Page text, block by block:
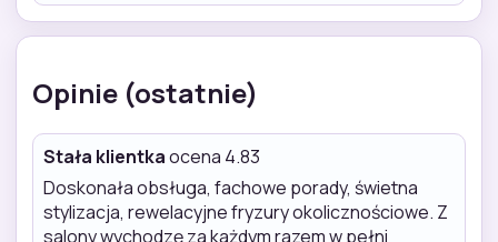
Opinie (ostatnie)
Stała klientkaocena 4.83
Doskonała obsługa, fachowe porady, świetna
stylizacja, rewelacyjne fryzury okolicznościowe. Z
salony wychodzę za każdym razem w pełni